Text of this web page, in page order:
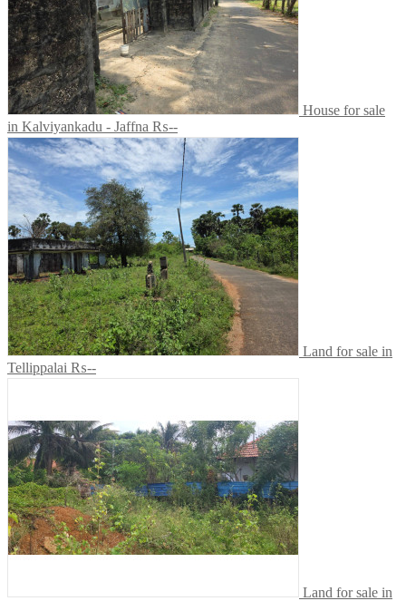
House for sale
in Kalviyankadu - Jaffna ₨--
Land for sale in
Tellippalai ₨--
Land for sale in